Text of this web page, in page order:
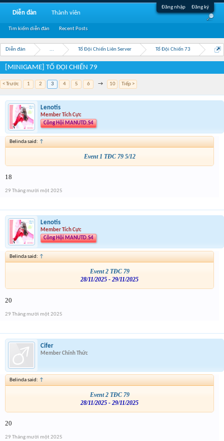
Đăng nhập Đăng ký
Diễn đàn ... Tổ Đội Chiến Liên Server Tổ Đội Chiến 73
[MINIGAME] TỔ ĐỘI CHIẾN 79
< Trước 1 2 3 4 5 6 → 10 Tiếp >
Lenotis
Member Tích Cực
Công Hội MANUTD.S4
Belinda said: ↑
Event 1 TĐC 79 5/12
18
29 Tháng mười một 2025
Lenotis
Member Tích Cực
Công Hội MANUTD.S4
Belinda said: ↑
Event 2 TĐC 79
28/11/2025 - 29/11/2025
20
29 Tháng mười một 2025
Cifer
Member Chính Thức
Belinda said: ↑
Event 2 TĐC 79
28/11/2025 - 29/11/2025
20
29 Tháng mười một 2025
Diễn đàn
Tìm kiếm diễn đàn Recent Posts
Thành viên